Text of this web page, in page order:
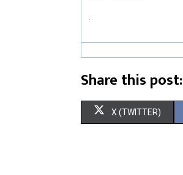
Share this post:
X (TWITTER)